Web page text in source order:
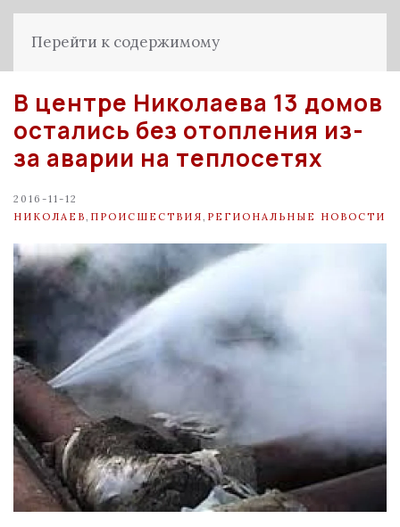
Перейти к содержимому
В центре Николаева 13 домов
остались без отопления из-
за аварии на теплосетях
2016-11-12
НИКОЛАЕВ ПРОИСШЕСТВИЯ РЕГИОНАЛЬНЫЕ НОВОСТИ